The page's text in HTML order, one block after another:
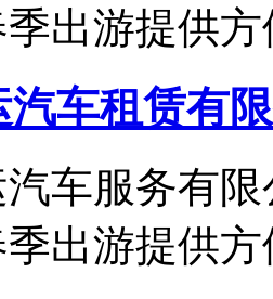
出游提供方
汽车租赁有
汽车服务有
出游提供方